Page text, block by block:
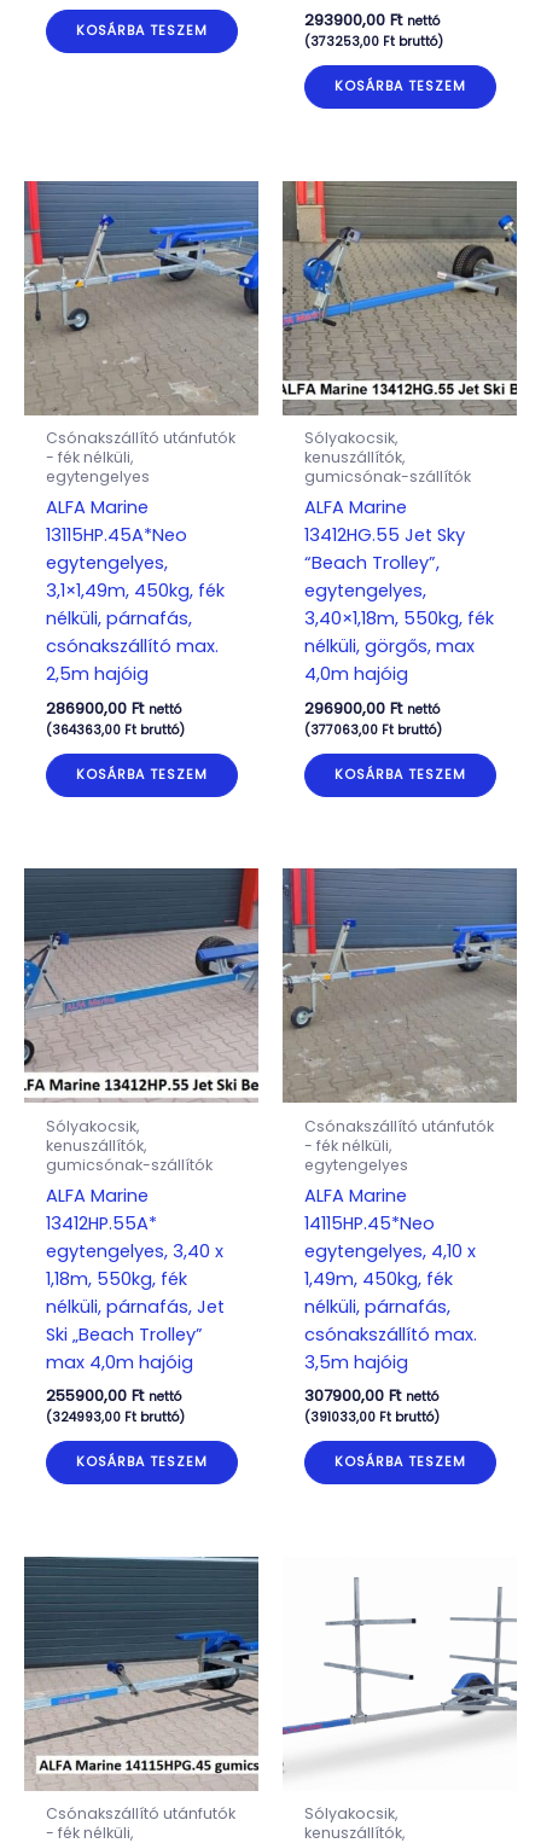
KOSÁRBA TESZEM 293900,00 Ft nettó
(373253,00 Ftbruttó)
KOSÁRBA TESZEM
Csónakszállító utánfutók
- fék nélküli,
egytengelyes
ALFA Marine
13115HP.45A*Neo
egytengelyes,
3,1×1,49m, 450kg, fék
nélküli, párnafás,
csónakszállító max.
2,5m hajóig
286900,00 Ft nettó
(364363,00 Ftbruttó)
KOSÁRBA TESZEM
Sólyakocsik,
kenuszállítók,
gumicsónak-szállítók
ALFA Marine
13412HG.55 Jet Sky
“Beach Trolley”,
egytengelyes,
3,40×1,18m, 550kg, fék
nélküli, görgős, max
4,0m hajóig
296900,00 Ft nettó
(377063,00 Ftbruttó)
KOSÁRBA TESZEM
Sólyakocsik,
kenuszállítók,
gumicsónak-szállítók
ALFA Marine
13412HP.55A*
egytengelyes, 3,40 x
1,18m, 550kg, fék
nélküli, párnafás, Jet
Ski „Beach Trolley”
max 4,0m hajóig
255900,00 Ft nettó
(324993,00 Ftbruttó)
KOSÁRBA TESZEM
Csónakszállító utánfutók
- fék nélküli,
egytengelyes
ALFA Marine
14115HP.45*Neo
egytengelyes, 4,10 x
1,49m, 450kg, fék
nélküli, párnafás,
csónakszállító max.
3,5m hajóig
307900,00 Ft nettó
(391033,00 Ftbruttó)
KOSÁRBA TESZEM
Csónakszállító utánfutók
- fék nélküli,
Sólyakocsik,
kenuszállítók,